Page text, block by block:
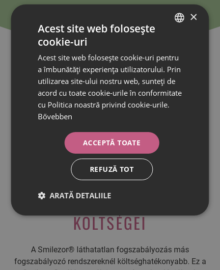
A FOGSZABÁLYOZÁS
KÖLTSÉGEI
A Smilezor® láthatatlan fogszabályozás más
fogszabályozó rendszereknél költséghatékonyabb. Ez a
ROMANIAN
×
Acest site web folosește
cookie-uri
Acest site web folosește cookie-uri pentru
a îmbunătăți experiența utilizatorului. Prin
utilizarea site-ului nostru web, sunteți de
acord cu toate cookie-urile în conformitate
cu Politica noastră privind cookie-urile.
Bővebben
ACCEPTĂ TOATE
REFUZĂ TOT
ARATĂ DETALIILE